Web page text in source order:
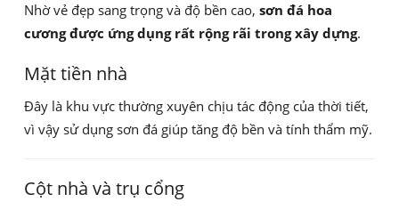
Nhờ vẻ đẹp sang trọng và độ bền cao, sơn đá hoa
cương được ứng dụng rất rộng rãi trong xây dựng.
Mặt tiền nhà
Đây là khu vực thường xuyên chịu tác động của thời tiết,
vì vậy sử dụng sơn đá giúp tăng độ bền và tính thẩm mỹ.
Cột nhà và trụ cổng